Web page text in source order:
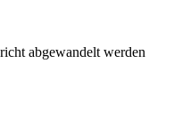
abgewandelt werden